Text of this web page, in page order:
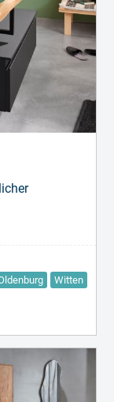
Witten